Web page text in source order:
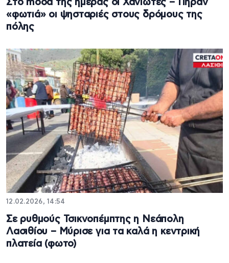
Στο mood της ημέρας οι Χανιώτες – Πήραν
«φωτιά» οι ψησταριές στους δρόμους της
πόλης
12.02.2026, 14:54
Σε ρυθμούς Τσικνοπέμπτης η Νεάπολη
Λασιθίου – Μύρισε για τα καλά η κεντρική
πλατεία (φωτο)